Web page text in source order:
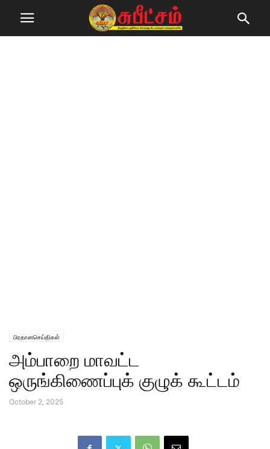
பிரதானசெய்திகள்
அம்பாறை மாவட்ட
ஒருங்கிணைப்புக் குழுக் கூட்டம்
October 2, 2025